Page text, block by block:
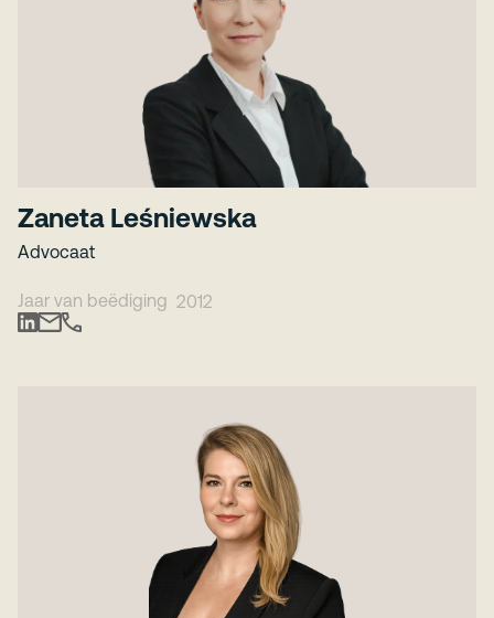
Zaneta Leśniewska
Advocaat
Jaar van beëdiging 2012